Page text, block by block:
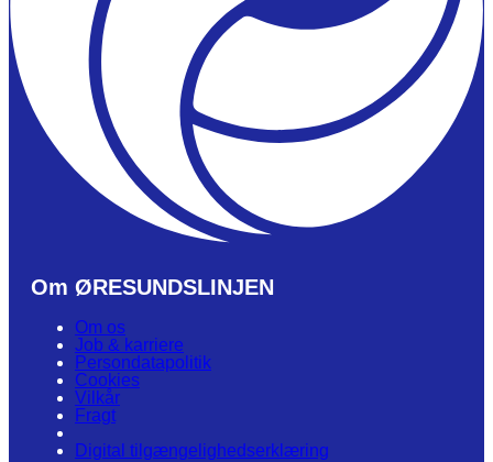
Om ØRESUNDSLINJEN
Om os
Job & karriere
Persondatapolitik
Cookies
Vilkår
Fragt
Digital tilgængelighedserklæring